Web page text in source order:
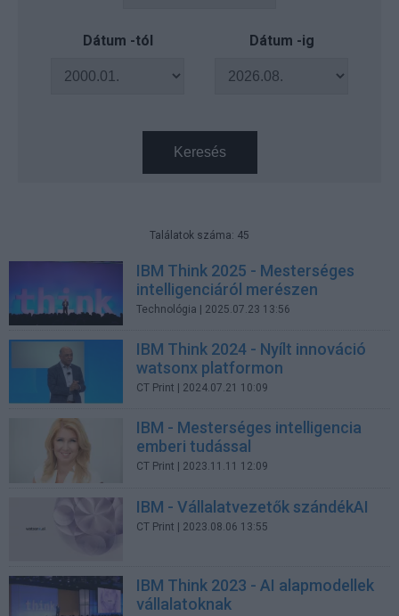
Dátum -tól Dátum -ig
Keresés
Találatok száma: 45
IBM Think 2025 - Mesterséges
intelligenciáról merészen
Technológia | 2025.07.23 13:56
IBM Think 2024 - Nyílt innováció
watsonx platformon
CT Print | 2024.07.21 10:09
IBM - Mesterséges intelligencia
emberi tudással
CT Print | 2023.11.11 12:09
IBM - Vállalatvezetők szándékAI
CT Print | 2023.08.06 13:55
IBM Think 2023 - AI alapmodellek
vállalatoknak